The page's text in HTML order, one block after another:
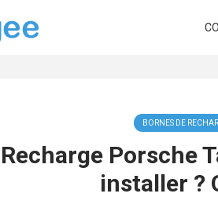
BORNES DE
Recharge Porsche
installer ?